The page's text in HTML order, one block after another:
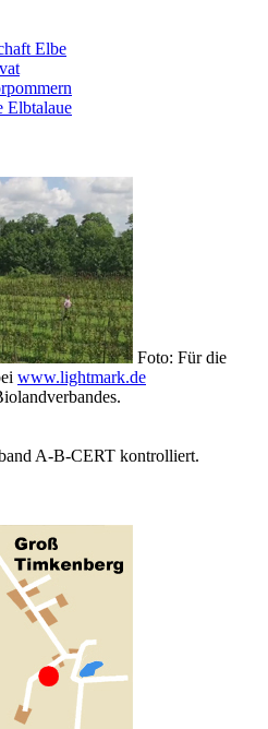
Elbe
Elbtalaue
Foto: Für die
www.lightmark.de
A-B-CERT kontrolliert.